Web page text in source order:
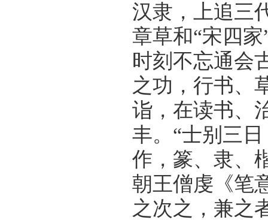
汉隶，上追三
章草和“宋四
时刻不忘通会
之功，行书、
诣，在读书、
丰。“士别三
作，篆、隶、
朝王僧虔《笔
之次之，兼之